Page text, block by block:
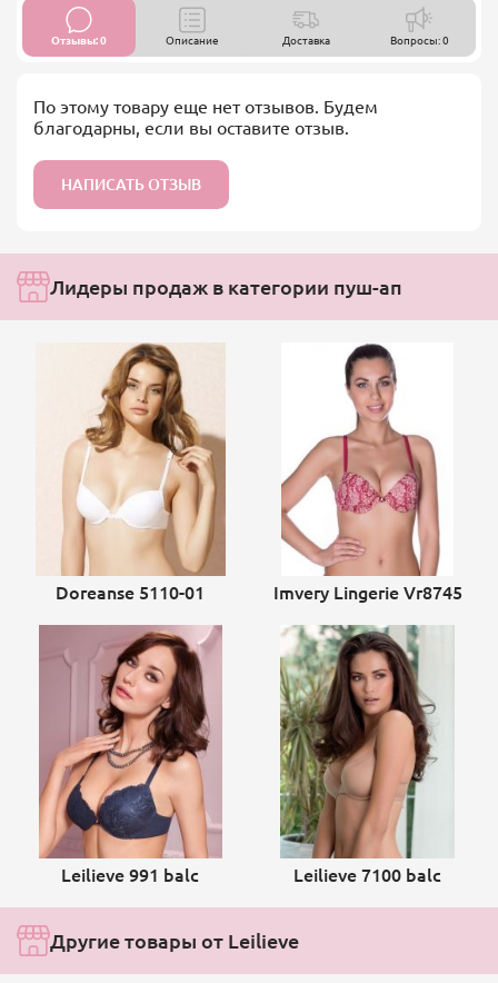
Отзывы: 0 Описание Доставка Вопросы: 0
По этому товару еще нет отзывов. Будем
благодарны, если вы оставите отзыв.
НАПИСАТЬ ОТЗЫВ
Лидеры продаж в категории пуш-ап
Doreanse 5110-01 Imvery Lingerie Vr8745
Leilieve 991 balc Leilieve 7100 balc
Другие товары от Leilieve